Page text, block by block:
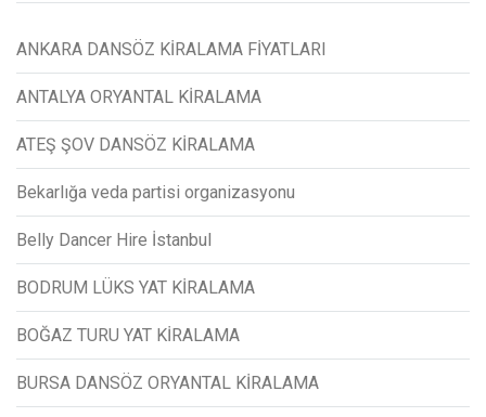
ANKARA DANSÖZ KİRALAMA FİYATLARI
ANTALYA ORYANTAL KİRALAMA
ATEŞ ŞOV DANSÖZ KİRALAMA
Bekarlığa veda partisi organizasyonu
Belly Dancer Hire İstanbul
BODRUM LÜKS YAT KİRALAMA
BOĞAZ TURU YAT KİRALAMA
BURSA DANSÖZ ORYANTAL KİRALAMA